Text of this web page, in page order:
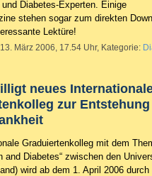
Diabetes-Experten. Einige
stehen sogar zum direkten
Lektüre!
März 2006, 17.54 Uhr, Kategorie:
neues
zur
Graduiertenkolleg mit dem
and Diabetes“ zwischen den
wird ab dem 1. April 2006